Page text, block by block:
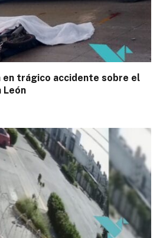
trágico accidente sobre el
León